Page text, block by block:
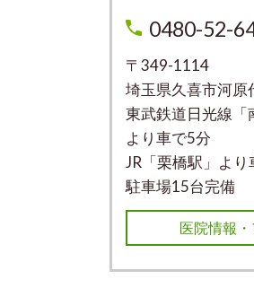
0480-52-
〒349-1114
埼玉県久喜市河原
東武鉄道日光線「
より車で5分
JR「栗橋駅」より
駐車場15台完備
医院情報